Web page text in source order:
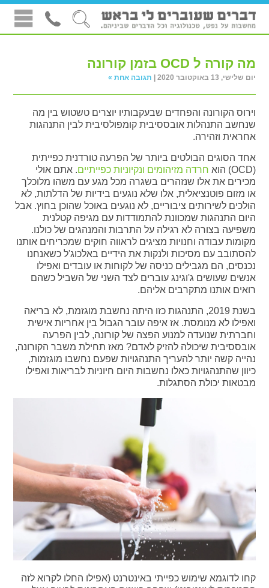
מה קורה ל OCD בזמן קורונה
יום שלישי, 13 באוקטובר 2020 | תגובה אחת »
וירוס הקורונה והפחדים שבעקבותיו יוצרים טשטוש בין מה
שנחשב התנהלות אובססיבית קומפולסיבית לבין התנהגות
אחראית וזהירה.
אחד הסוגים הבולטים ביותר של הפרעה טורדנית כפייתית
(OCD) הוא
חרדה מזיהומים ונקיוניות כפייתיים. אתם אולי
מכירים את אלו שנזהרים בשגרה מכל מגע עם משהו מלוכלך
או מזום פוטנציאלית, אלו שלא נוגעים בידיות של הדלתות, לא
הולכים לשירותים ציבוריים, לא נוגעים באוכל שהוכן בחוץ. אבל
היום התנהגות שמכוונת להתמודדות עם מגיפה קטלנית
משפיעה בצורה לא רגילה על התרבות והמנהגים של כולנו.
מקומות עבודה וחנויות מציגים לראווה חוקים שמכריחים אותנו
להסתובב עם מסיכות ולנקות את הידיים באלכוג'ל כשאנחנו
נכנסים, הם מגבילים כניסה של לקוחות או עובדים ואפילו
אנשים שעושים ג'וגינג עוברים לצד השני של השביל כשהם
רואים אותנו מתקרבים אליהם.
בשנת 2019, התנהגות כזו היתה נחשבת מוגזמת, לא בריאה
ואפילו לא מנומסת. אז איפה עובר הגבול בין אחריות אישית
וחברתית שנועדה למנוע הפצה של קורונה, לבין הפרעה
אובססיבית שיכולה להזיק לאדם? מאז תחילת משבר הקורונה,
נהייה קשה יותר להעריך התנהגויות שפעם נחשבו מוגזמות,
כיוון שהתנהגויות כאלו נחשבות היום חיוניות לבריאות ואפילו
מבטאות יכולת הסתגלות.
קחו לדוגמא שימוש כפייתי באינטרנט (אפילו החלו לקרוא לזה